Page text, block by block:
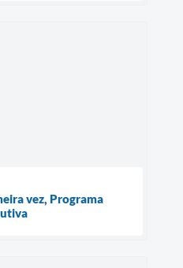
vez, Programa